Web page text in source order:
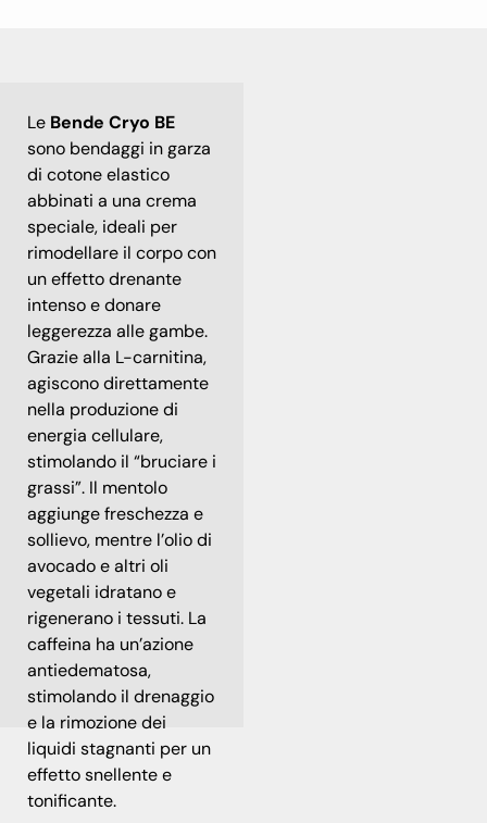
Le Bende Cryo BE
sono bendaggi in garza
di cotone elastico
abbinati a una crema
speciale, ideali per
rimodellare il corpo con
un effetto drenante
intenso e donare
leggerezza alle gambe.
Grazie alla L-carnitina,
agiscono direttamente
nella produzione di
energia cellulare,
stimolando il “bruciare i
grassi”. Il mentolo
aggiunge freschezza e
sollievo, mentre l’olio di
avocado e altri oli
vegetali idratano e
rigenerano i tessuti. La
caffeina ha un’azione
antiedematosa,
stimolando il drenaggio
e la rimozione dei
liquidi stagnanti per un
effetto snellente e
tonificante.